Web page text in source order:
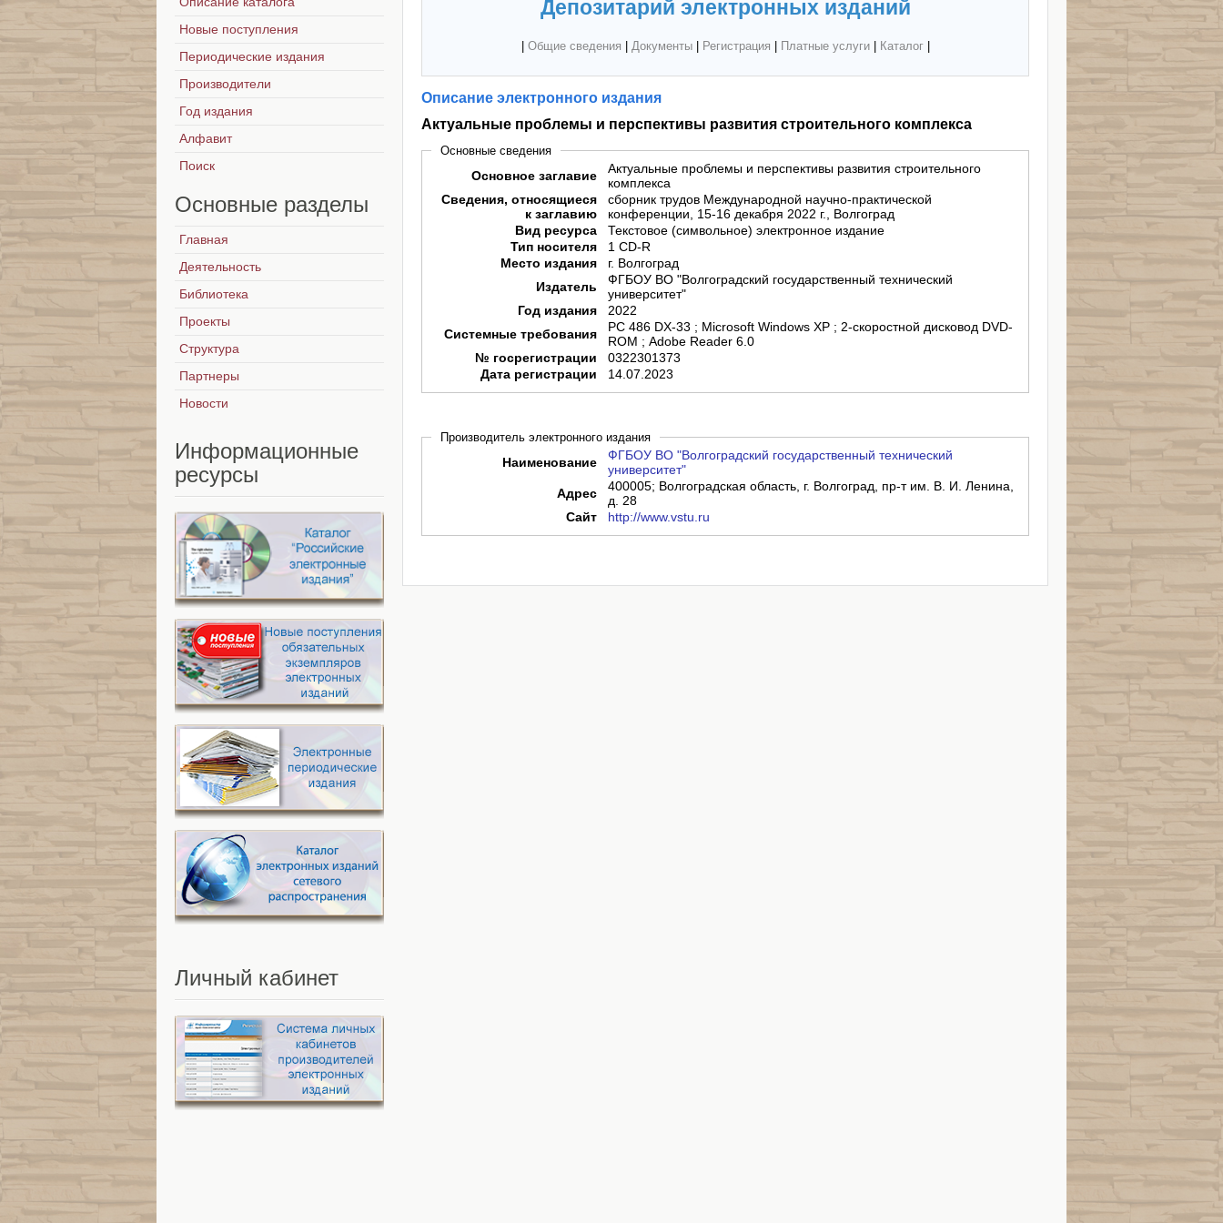
Депозитарий электронных изданий
Общие сведения Документы| Регистрация Платные услуги| Каталог|
Описание электронного издания
Актуальные проблемы и перспективы развития строительного комплекса
Основные сведения
Основное заглавие
Актуальные проблемы и перспективы развития строительного
комплекса
Сведения, относящиеся
к заглавию
сборник трудов Международной научно-практической
конференции, 15-16 декабря 2022 г., Волгоград
Вид ресурса
Текстовое (символьное) электронное издание
Тип носителя
1 CD-R
Место издания
г. Волгоград
Издатель
ФГБОУ ВО "Волгоградский государственный технический
университет"
Год издания
2022
Системные требования
PC 486 DX-33 ; Microsoft Windows XP ; 2-скоростной дисковод DVD-
ROM ; Adobe Reader 6.0
№ госрегистрации
0322301373
Дата регистрации
14.07.2023
Производитель электронного издания
Наименование
ФГБОУ ВО "Волгоградский государственный технический
университет"
Адрес
400005; Волгоградская область, г. Волгоград, пр-т им. В. И. Ленина,
д. 28
Сайт
http://www.vstu.ru
Новые поступления
Периодические издания
Производители
Год издания
Алфавит
Поиск
Основные разделы
Главная
Деятельность
Библиотека
Проекты
Структура
Партнеры
Новости
Информационные
ресурсы
Личный кабинет